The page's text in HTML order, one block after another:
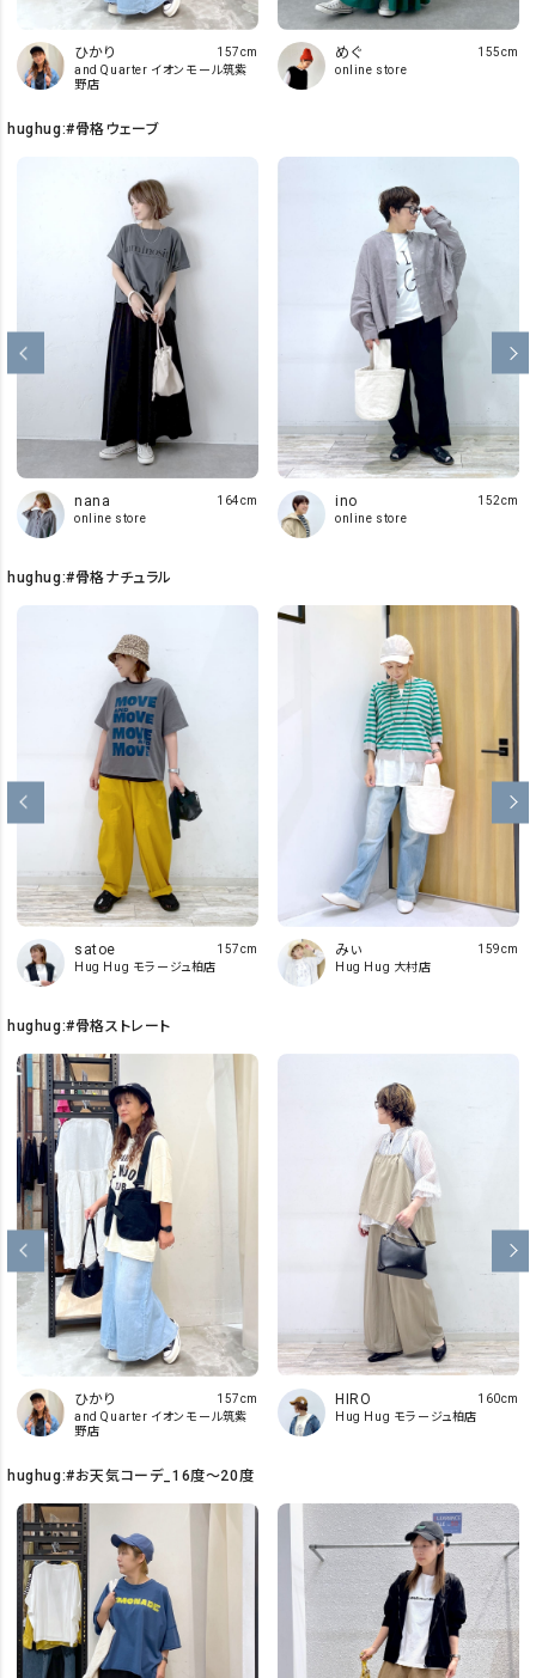
ひかり
and Quarter イオンモール筑紫
野店
157cm めぐ
online store
155cm
hughug:#骨格ウェーブ
nana
online store
164cm ino
online store
152cm
hughug:#骨格ナチュラル
satoe
Hug Hug モラージュ柏店
157cm みぃ
Hug Hug 大村店
159cm
hughug:#骨格ストレート
ひかり
and Quarter イオンモール筑紫
野店
157cm HIRO
Hug Hug モラージュ柏店
160cm
hughug:#お天気コーデ_16度～20度